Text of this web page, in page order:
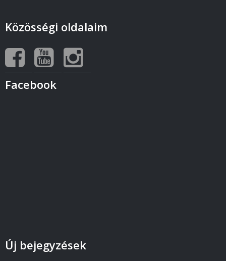
Közösségi oldalaim
Facebook
Új bejegyzések